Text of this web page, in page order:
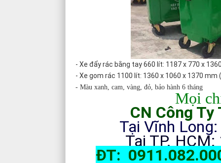
- Xe đẩy rác bằng tay 660 lít: 1187 x 770 x
- Xe gom rác 1100 lít: 1360 x 1060 x 1370 mm
- Màu xanh, cam, vàng, đỏ, bảo hành 6 tháng
Mọi
CN Công Ty
Tại Vĩnh
Tại TP.
ĐT: